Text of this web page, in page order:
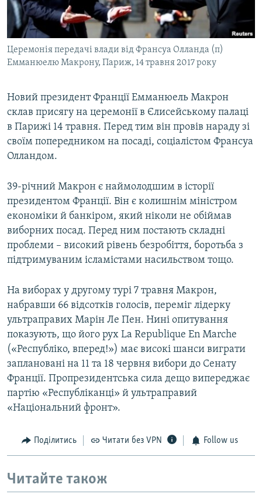
ВІДЕОУРОКИ «ELIFBE»
СВІДЧЕННЯ ОКУПАЦІЇ
УКРАЇНСЬКА ПРОБЛЕМА КРИМУ
Русский
Qırımtatar
Усі сайти RFE/RL
Церемонія передачі влади від Франсуа Олланда (п)
Емманюелю Макрону, Париж, 14 травня 2017 року
Новий президент Франції Емманюель Макрон
склав присягу на церемонії в Єлисейському палаці
в Парижі 14 травня. Перед тим він провів нараду зі
своїм попередником на посаді, соціалістом Франсуа
Олландом.
39-річний Макрон є наймолодшим в історії
президентом Франції. Він є колишнім міністром
економіки й банкіром, який ніколи не обіймав
виборних посад. Перед ним постають складні
проблеми – високий рівень безробіття, боротьба з
підтримуваним ісламістами насильством тощо.
На виборах у другому турі 7 травня Макрон,
набравши 66 відсотків голосів, переміг лідерку
ультраправих Марін Ле Пен. Нині опитування
показують, що його рух La Republique En Marche
(«Республіко, вперед!») має високі шанси виграти
заплановані на 11 та 18 червня вибори до Сенату
Франції. Пропрезидентська сила дещо випереджає
партію «Республіканці» й ультраправий
«Національний фронт».
Поділитись Читати без VPN Follow us
Читайте також